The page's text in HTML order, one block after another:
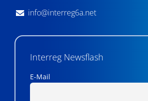
info@interreg6a.net
Interreg Newsflash
E-Mail